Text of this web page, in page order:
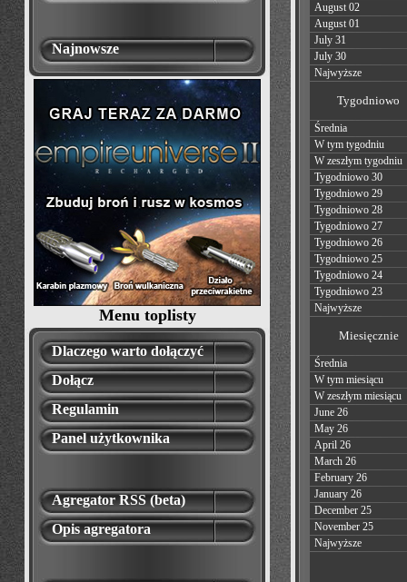
Najnowsze
Menu toplisty
Dlaczego warto dołączyć
Dołącz
Regulamin
Panel użytkownika
Agregator RSS (beta)
Opis agregatora
August 02
August 01
July 31
July 30
Najwyższe
Tygodniowo
Średnia
W tym tygodniu
W zeszłym tygodniu
Tygodniowo 30
Tygodniowo 29
Tygodniowo 28
Tygodniowo 27
Tygodniowo 26
Tygodniowo 25
Tygodniowo 24
Tygodniowo 23
Najwyższe
Miesięcznie
Średnia
W tym miesiącu
W zeszłym miesiącu
June 26
May 26
April 26
March 26
February 26
January 26
December 25
November 25
Najwyższe